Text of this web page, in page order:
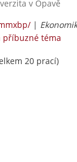
v Opavě
|
příbuzné téma
20 prací)